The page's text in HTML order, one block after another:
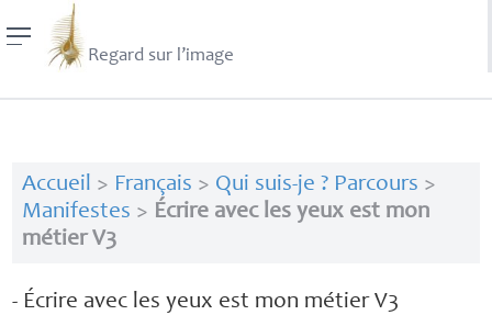
Regard sur l’image
Accueil > Français > Qui suis-je ? Parcours >
Manifestes > Écrire avec les yeux est mon
métier V3
- Écrire avec les yeux est mon métier V3